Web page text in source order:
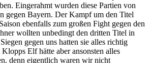
Eingerahmt wurden diese Partien von
gegen Bayern. Der Kampf um den Titel
ebenfalls zum großen Fight gegen den
wollten unbedingt den dritten Titel in
gegen uns hatten sie alles richtig
Klopps Elf hätte aber ansonsten alles
denn eigentlich waren wir nicht